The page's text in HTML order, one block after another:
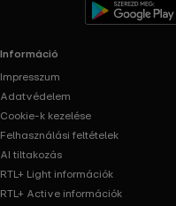
Információ
Impresszum
Adatvédelem
Cookie-k kezelése
Felhasználási feltételek
AI tiltakozás
RTL+ Light információk
RTL+ Active információk